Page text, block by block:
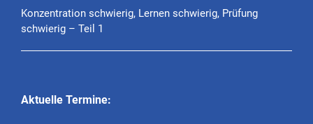
Konzentration schwierig, Lernen schwierig, Prüfung
schwierig – Teil 1
Aktuelle Termine: